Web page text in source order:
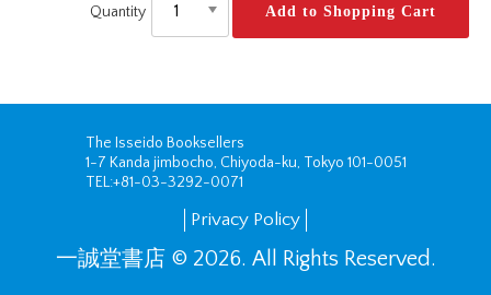
Quantity
The Isseido Booksellers
1-7 Kanda jimbocho, Chiyoda-ku, Tokyo 101-0051
TEL:+81-03-3292-0071
Privacy Policy
一誠堂書店 © 2026. All Rights Reserved.